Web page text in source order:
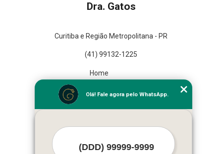
Dra. Gatos
Curitiba e Região Metropolitana - PR
(41) 99132-1225
Home
Missão
Serviços
Olá! Fale agora pelo WhatsApp.